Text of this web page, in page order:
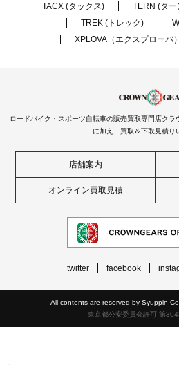
TACX (タックス)
TERN (ター
TREK (トレック)
XPLOVA（エクスプローバ）
ロードバイク・スポーツ自転車の販売買取専門店ク
に加え、買取＆下取見積り
店舗案内
オンライン買取見積
twitter facebook
All contents are reserved by Syuppin
東京都公安委員会許可 第